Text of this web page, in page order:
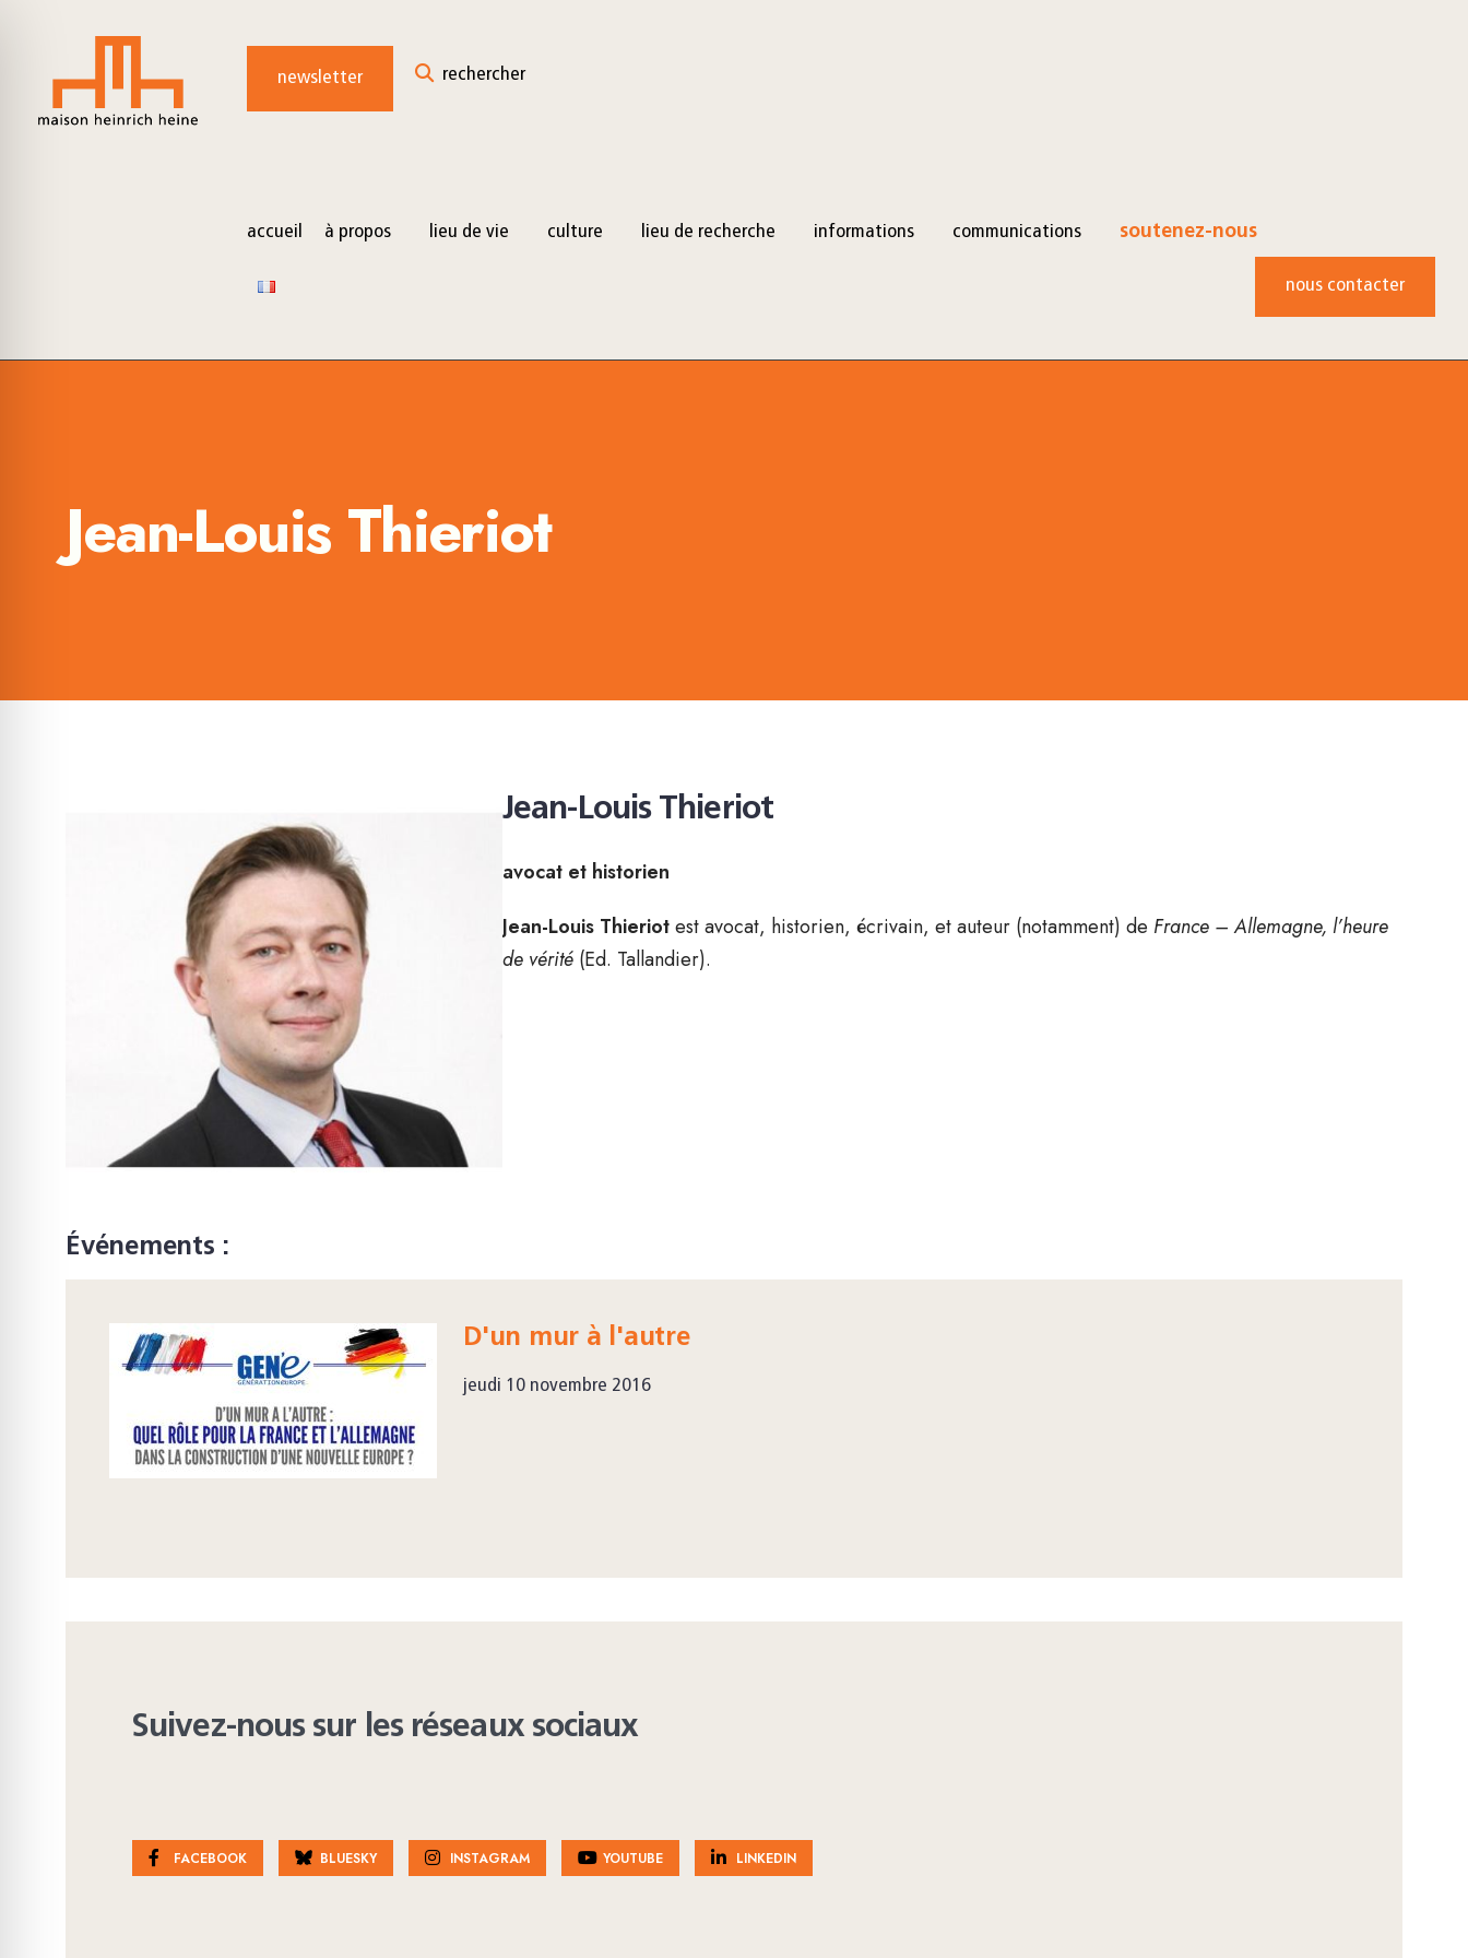
content
newsletter rechercher
accueil à propos lieu de vie culture lieu de recherche informations communications soutenez-nous
nous contacter
Jean-Louis Thieriot
Jean-Louis Thieriot
avocat et historien
Jean-Louis Thieriotest avocat, historien, écrivain, et auteur (notamment) de France – Allemagne, l’heure
de vérité (Ed. Tallandier).
Événements :
D'un mur à l'autre
jeudi 10 novembre 2016
Suivez-nous sur les réseaux sociaux
FACEBOOK BLUESKY INSTAGRAM YOUTUBE LINKEDIN